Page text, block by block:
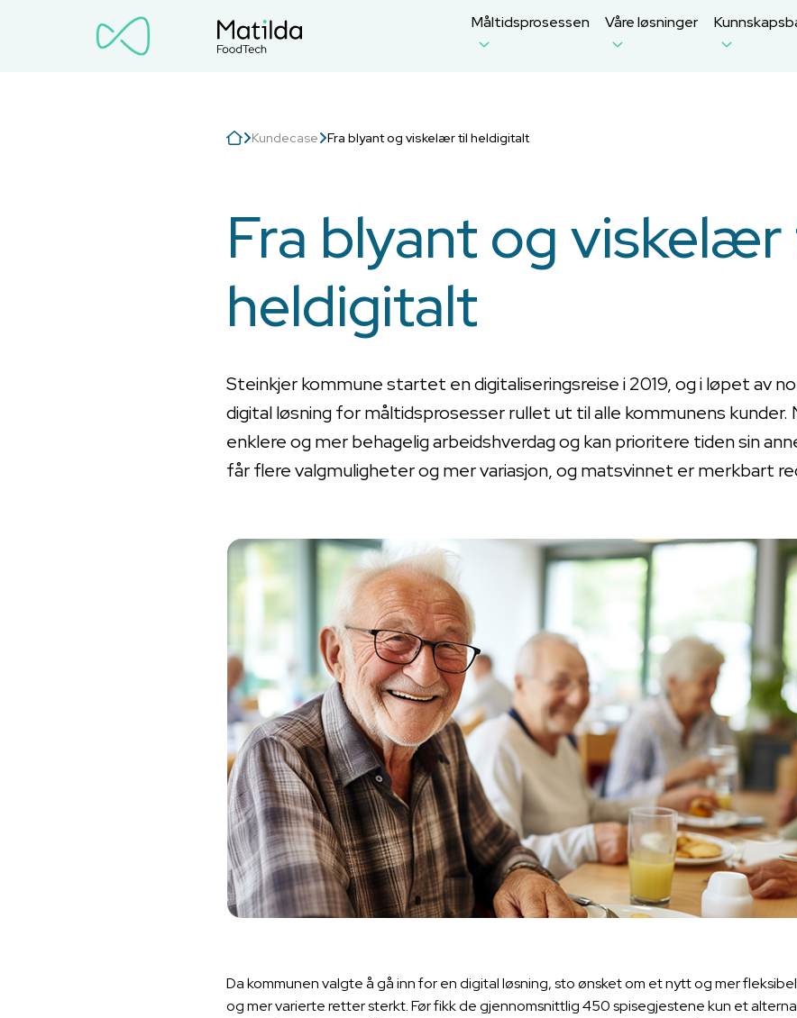
Måltidsprosessen Våre løsninger
Kundecase Fra blyant og viskelær til heldigitalt
Fra blyant og viskelær
heldigitalt
Steinkjer kommune startet en digitaliseringsreise i 2019, og i løpet av
digital løsning for måltidsprosesser rullet ut til alle kommunens kunder.
enklere og mer behagelig arbeidshverdag og kan prioritere tiden sin
får flere valgmuligheter og mer variasjon, og matsvinnet er merkbart
Da kommunen valgte å gå inn for en digital løsning, sto ønsket om et nytt og mer
og mer varierte retter sterkt. Før fikk de gjennomsnittlig 450 spisegjestene kun et